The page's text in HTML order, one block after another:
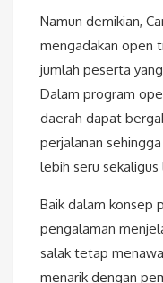
Namun demikian,
mengadakan open
jumlah peserta
Dalam program
daerah dapat
perjalanan
lebih seru
Baik dalam konsep
pengalaman
salak tetap
menarik dengan